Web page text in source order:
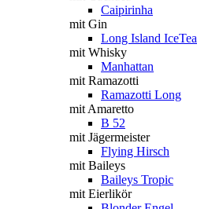
Caipirinha
mit Gin
Long Island IceTea
mit Whisky
Manhattan
mit Ramazotti
Ramazotti Long
mit Amaretto
B 52
mit Jägermeister
Flying Hirsch
mit Baileys
Baileys Tropic
mit Eierlikör